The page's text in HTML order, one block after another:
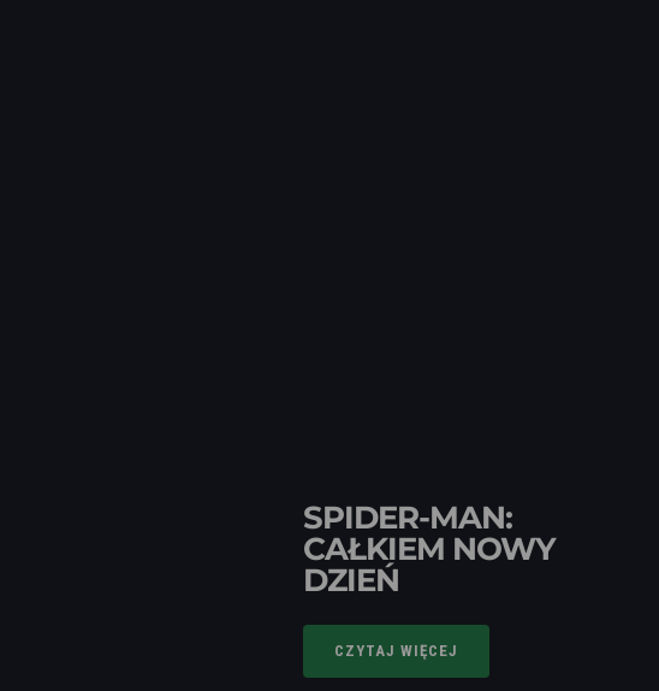
SPIDER-MAN:
CAŁKIEM NOWY
DZIEŃ
CZYTAJ WIĘCEJ